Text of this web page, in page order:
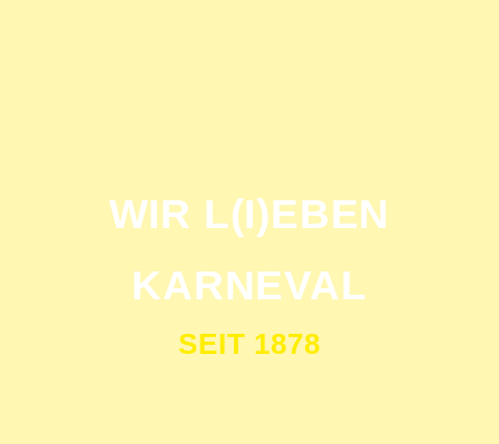
WIR L(I)EBEN
KARNEVAL
SEIT 1878